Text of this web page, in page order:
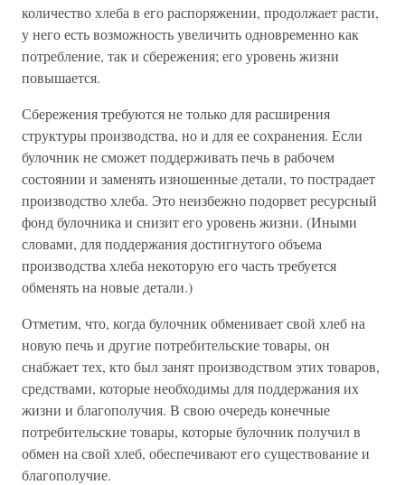
количество хлеба в его распоряжении, продолжает расти,
у него есть возможность увеличить одновременно как
потребление, так и сбережения; его уровень жизни
повышается.
Сбережения требуются не только для расширения
структуры производства, но и для ее сохранения. Если
булочник не сможет поддерживать печь в рабочем
состоянии и заменять изношенные детали, то пострадает
производство хлеба. Это неизбежно подорвет ресурсный
фонд булочника и снизит его уровень жизни. (Иными
словами, для поддержания достигнутого объема
производства хлеба некоторую его часть требуется
обменять на новые детали.)
Отметим, что, когда булочник обменивает свой хлеб на
новую печь и другие потребительские товары, он
снабжает тех, кто был занят производством этих товаров,
средствами, которые необходимы для поддержания их
жизни и благополучия. В свою очередь конечные
потребительские товары, которые булочник получил в
обмен на свой хлеб, обеспечивают его существование и
благополучие.